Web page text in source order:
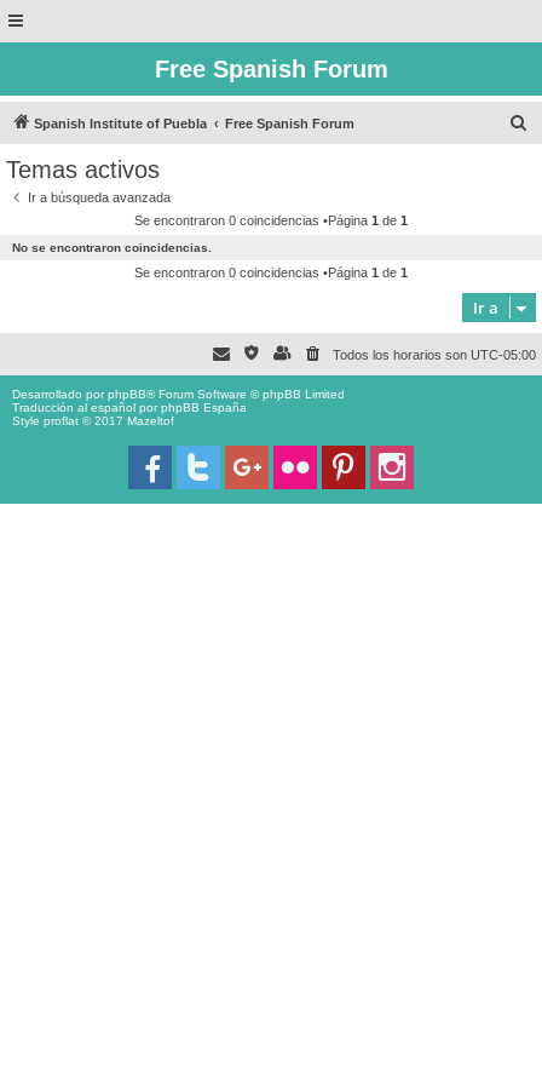
Free Spanish Forum
Spanish Institute of Puebla Free Spanish Forum
Temas activos
Ir a búsqueda avanzada
Se encontraron 0 coincidencias •Página 1 de 1
No se encontraron coincidencias.
Se encontraron 0 coincidencias •Página 1 de 1
Ir a
Todos los horarios son UTC-05:00
Desarrollado porphpBB® Forum Software © phpBB Limited
Traducción al español porphpBB España
Style proflat © 2017 Mazeltof